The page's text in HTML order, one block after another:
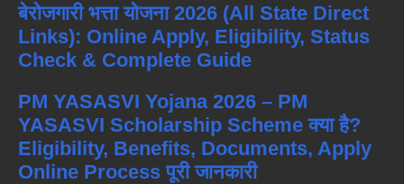
बेरोजगारी भत्ता योजना 2026 (All State Direct
Links): Online Apply, Eligibility, Status
Check & Complete Guide
PM YASASVI Yojana 2026 – PM
YASASVI Scholarship Scheme क्या है?
Eligibility, Benefits, Documents, Apply
Online Process पूरी जानकारी